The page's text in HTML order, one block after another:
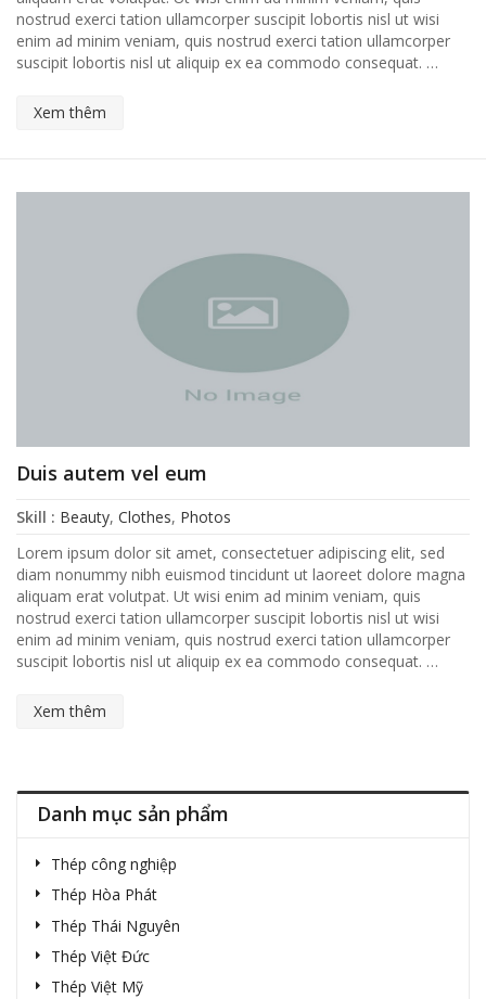
nostrud exerci tation ullamcorper suscipit lobortis nisl ut wisi
enim ad minim veniam, quis nostrud exerci tation ullamcorper
suscipit lobortis nisl ut aliquip ex ea commodo consequat. …
Xem thêm
Duis autem vel eum
Skill : Beauty, Clothes, Photos
Lorem ipsum dolor sit amet, consectetuer adipiscing elit, sed
diam nonummy nibh euismod tincidunt ut laoreet dolore magna
aliquam erat volutpat. Ut wisi enim ad minim veniam, quis
nostrud exerci tation ullamcorper suscipit lobortis nisl ut wisi
enim ad minim veniam, quis nostrud exerci tation ullamcorper
suscipit lobortis nisl ut aliquip ex ea commodo consequat. …
Xem thêm
Danh mục sản phẩm
Thép công nghiệp
Thép Hòa Phát
Thép Thái Nguyên
Thép Việt Đức
Thép Việt Mỹ